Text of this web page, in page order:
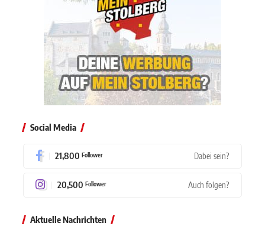
Social Media
21,800 Follower Dabei sein?
20,500 Follower Auch folgen?
Aktuelle Nachrichten